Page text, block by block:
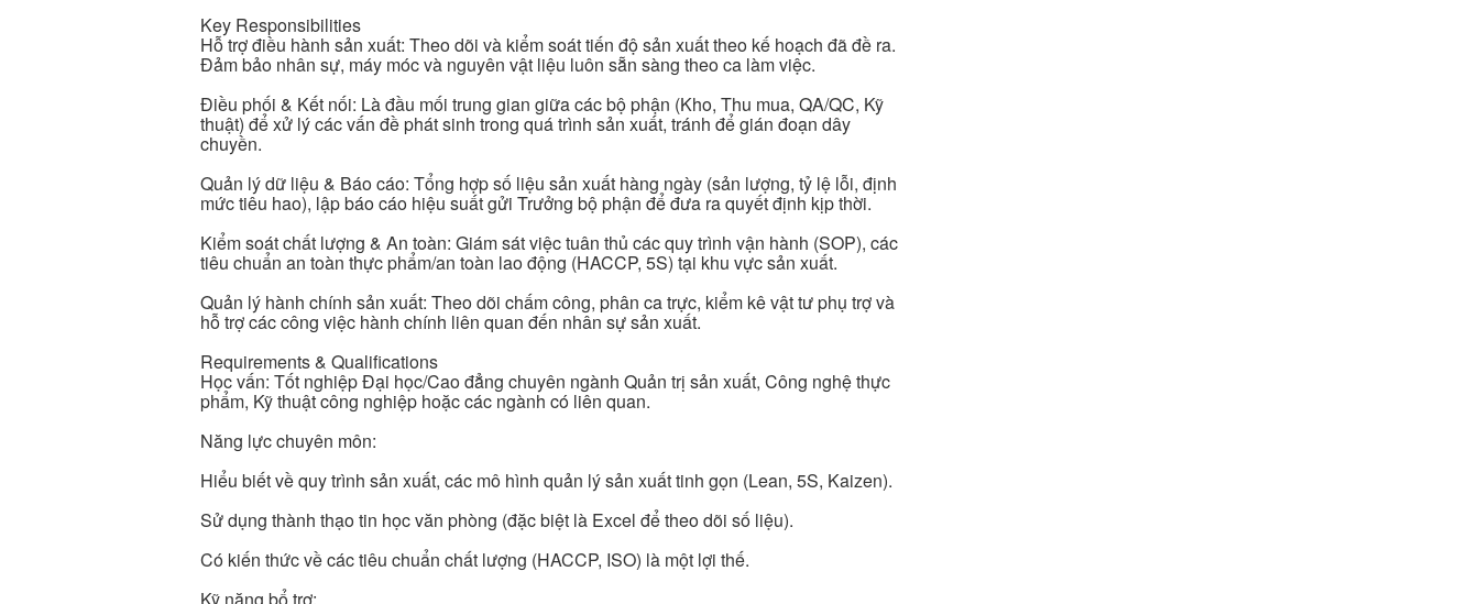
Key Responsibilities
Hỗ trợ điều hành sản xuất: Theo dõi và kiểm soát tiến độ sản xuất theo kế hoạch đã đề ra.
Đảm bảo nhân sự, máy móc và nguyên vật liệu luôn sẵn sàng theo ca làm việc.
Điều phối & Kết nối: Là đầu mối trung gian giữa các bộ phận (Kho, Thu mua, QA/QC, Kỹ
thuật) để xử lý các vấn đề phát sinh trong quá trình sản xuất, tránh để gián đoạn dây
chuyền.
Quản lý dữ liệu & Báo cáo: Tổng hợp số liệu sản xuất hàng ngày (sản lượng, tỷ lệ lỗi, định
mức tiêu hao), lập báo cáo hiệu suất gửi Trưởng bộ phận để đưa ra quyết định kịp thời.
Kiểm soát chất lượng & An toàn: Giám sát việc tuân thủ các quy trình vận hành (SOP), các
tiêu chuẩn an toàn thực phẩm/an toàn lao động (HACCP, 5S) tại khu vực sản xuất.
Quản lý hành chính sản xuất: Theo dõi chấm công, phân ca trực, kiểm kê vật tư phụ trợ và
hỗ trợ các công việc hành chính liên quan đến nhân sự sản xuất.
Requirements & Qualifications
Học vấn: Tốt nghiệp Đại học/Cao đẳng chuyên ngành Quản trị sản xuất, Công nghệ thực
phẩm, Kỹ thuật công nghiệp hoặc các ngành có liên quan.
Năng lực chuyên môn:
Hiểu biết về quy trình sản xuất, các mô hình quản lý sản xuất tinh gọn (Lean, 5S, Kaizen).
Sử dụng thành thạo tin học văn phòng (đặc biệt là Excel để theo dõi số liệu).
Có kiến thức về các tiêu chuẩn chất lượng (HACCP, ISO) là một lợi thế.